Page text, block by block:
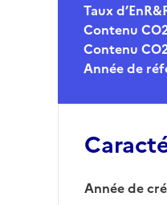
Taux
Contenu
Contenu
Année de
Année de